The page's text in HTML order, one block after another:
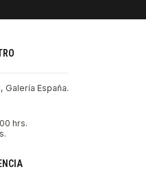
Galería España.
hrs.